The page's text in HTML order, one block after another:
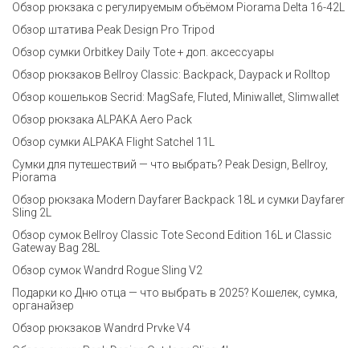
Обзор рюкзака с регулируемым объёмом Piorama Delta 16-42L
Обзор штатива Peak Design Pro Tripod
Обзор сумки Orbitkey Daily Tote + доп. аксессуары
Обзор рюкзаков Bellroy Classic: Backpack, Daypack и Rolltop
Обзор кошельков Secrid: MagSafe, Fluted, Miniwallet, Slimwallet
Обзор рюкзака ALPAKA Aero Pack
Обзор сумки ALPAKA Flight Satchel 11L
Сумки для путешествий — что выбрать? Peak Design, Bellroy,
Piorama
Обзор рюкзака Modern Dayfarer Backpack 18L и сумки Dayfarer
Sling 2L
Обзор сумок Bellroy Classic Tote Second Edition 16L и Classic
Gateway Bag 28L
Обзор сумок Wandrd Rogue Sling V2
Подарки ко Дню отца — что выбрать в 2025? Кошелек, сумка,
органайзер
Обзор рюкзаков Wandrd Prvke V4